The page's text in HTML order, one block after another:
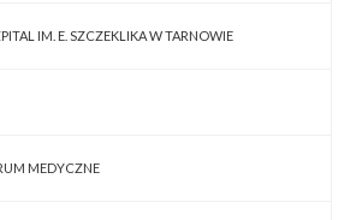
IM. E. SZCZEKLIKA W TARNOWIE
MEDYCZNE